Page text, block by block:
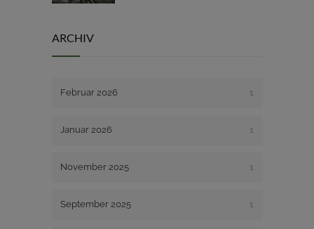
ARCHIV
Februar 2026 1
Januar 2026 1
November 2025 1
September 2025 1